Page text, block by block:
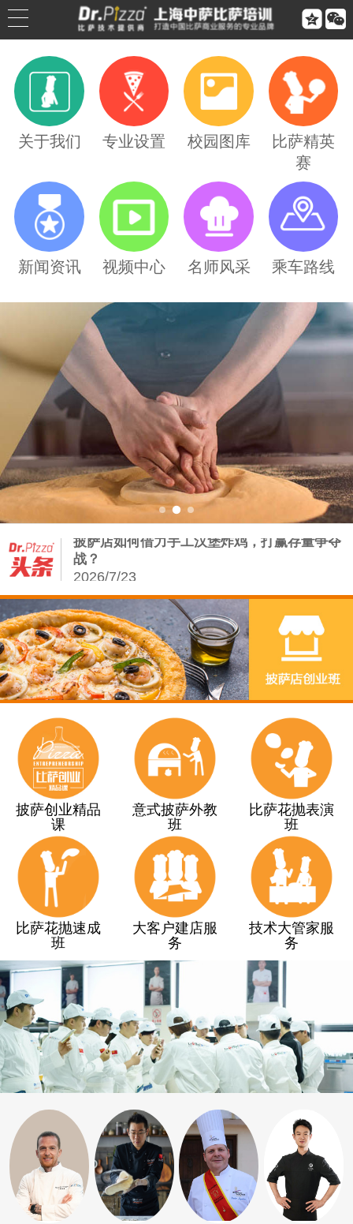


公司简介
公司荣誉
联系我们
合作伙伴
乘车路线
关于我们 专业设置 校园图库
比萨精英
赛
新闻资讯 视频中心 名师风采 乘车路线
Dr.Pizza2026第三季度培训课程排期：从0
2026/7/13
从饼底到堡胚：披萨店の手工基因——汉堡增
量密码
2026/8/5
披萨店如何借力手工汉堡炸鸡，打赢存量争夺
战？
2026/7/23
复刻正宗拿坡里，从读懂这会呼吸的面团开始
2026/7/20
Dr.Pizza2026第三季度培训课程排期：从0
2026/7/13
从饼底到堡胚：披萨店の手工基因——汉堡增
量密码
2026/8/5
披萨创业精品
课
意式披萨外教
班
比萨花抛表演
班
比萨花抛速成
班
大客户建店服
务
技术大管家服
务